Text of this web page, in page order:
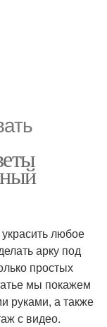
любое
арку под
простых
мы покажем
руками, а также
с видео.